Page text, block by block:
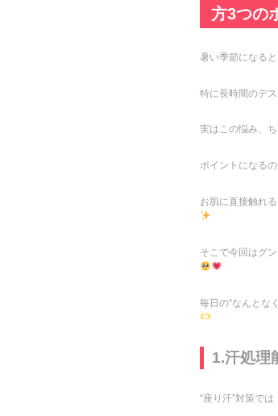
方3つの
暑い季節になる
特に長時間のデ
実はこの悩み、
ポイントになる
お肌に直接触れ
そこで今回はグ
毎日の“なんとな
1.汗処理
“座り汗”対策で